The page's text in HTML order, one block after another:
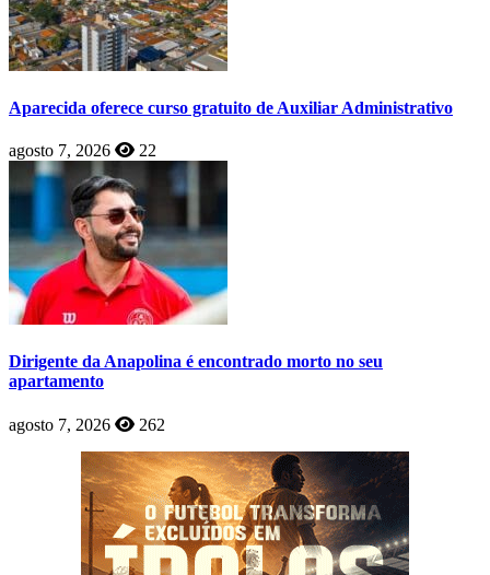
Aparecida oferece curso gratuito de Auxiliar Administrativo
agosto 7, 2026 22
Dirigente da Anapolina é encontrado morto no seu
apartamento
agosto 7, 2026 262